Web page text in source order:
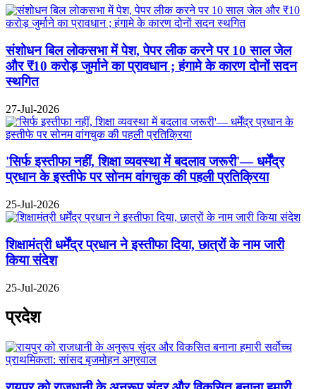
संशोधन बिल लोकसभा में पेश, पेपर लीक करने पर 10 साल जेल
और ₹10 करोड़ जुर्माने का प्रावधान ; हंगामे के कारण दोनों सदन
स्थगित
27-Jul-2026
'सिर्फ इस्तीफा नहीं, शिक्षा व्यवस्था में बदलाव जरूरी'— धर्मेंद्र
प्रधान के इस्तीफे पर सोनम वांगचुक की पहली प्रतिक्रिया
25-Jul-2026
शिक्षामंत्री धर्मेंद्र प्रधान ने इस्तीफा दिया, छात्रों के नाम जारी
किया संदेश
25-Jul-2026
प्रदेश